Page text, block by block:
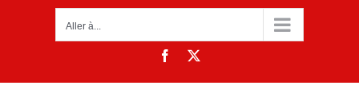
Aller à...
Facebook